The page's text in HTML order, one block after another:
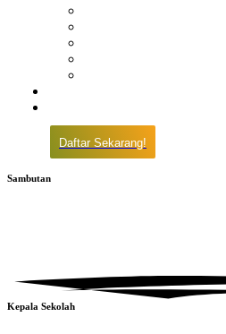
Daftar Sekarang!
Sambutan
Kepala Sekolah